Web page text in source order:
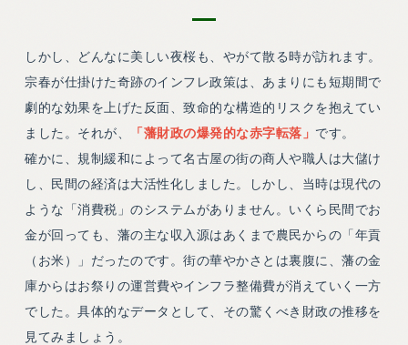
しかし、どんなに美しい夜桜も、やがて散る時が訪れます。
宗春が仕掛けた奇跡のインフレ政策は、あまりにも短期間で
劇的な効果を上げた反面、致命的な構造的リスクを抱えてい
ました。それが、
「藩財政の爆発的な赤字転落」 です。
確かに、規制緩和によって名古屋の街の商人や職人は大儲け
し、民間の経済は大活性化しました。しかし、当時は現代の
ような「消費税」のシステムがありません。いくら民間でお
金が回っても、藩の主な収入源はあくまで農民からの「年貢
（お米）」だったのです。街の華やかさとは裏腹に、藩の金
庫からはお祭りの運営費やインフラ整備費が消えていく一方
でした。具体的なデータとして、その驚くべき財政の推移を
見てみましょう。